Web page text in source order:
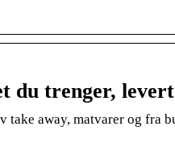
du trenger,
away, matvarer og fra